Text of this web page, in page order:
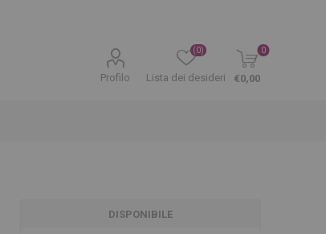
Profilo Lista dei desideri
(0) 0
€0,00
DISPONIBILE